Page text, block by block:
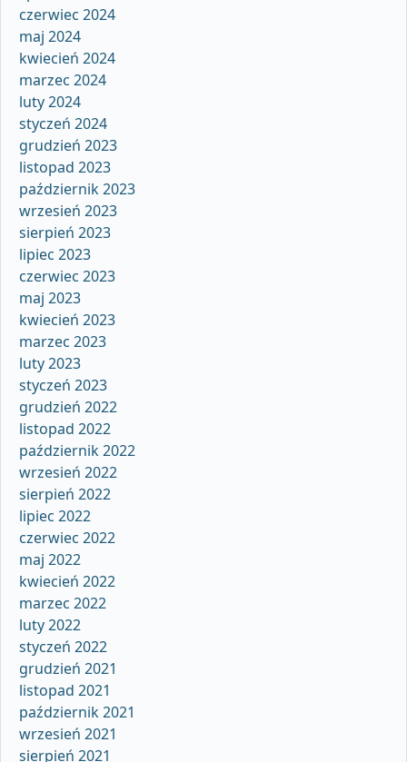
czerwiec 2024
maj 2024
kwiecień 2024
marzec 2024
luty 2024
styczeń 2024
grudzień 2023
listopad 2023
październik 2023
wrzesień 2023
sierpień 2023
lipiec 2023
czerwiec 2023
maj 2023
kwiecień 2023
marzec 2023
luty 2023
styczeń 2023
grudzień 2022
listopad 2022
październik 2022
wrzesień 2022
sierpień 2022
lipiec 2022
czerwiec 2022
maj 2022
kwiecień 2022
marzec 2022
luty 2022
styczeń 2022
grudzień 2021
listopad 2021
październik 2021
wrzesień 2021
sierpień 2021